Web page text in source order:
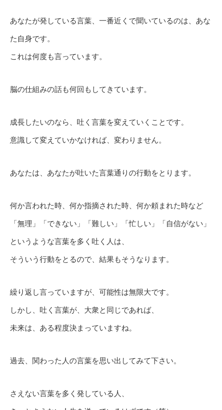
あなたが発している言葉、一番近くで聞いているのは、あな
た自身です。
これは何度も言っています。
脳の仕組みの話も何回もしてきています。
成長したいのなら、吐く言葉を変えていくことです。
意識して変えていかなければ、変わりません。
あなたは、あなたが吐いた言葉通りの行動をとります。
何か言われた時、何か指摘された時、何か頼まれた時など
「無理」「できない」「難しい」「忙しい」「自信がない」
というような言葉を多く吐く人は、
そういう行動をとるので、結果もそうなります。
繰り返し言っていますが、可能性は無限大です。
しかし、吐く言葉が、大衆と同じであれば、
未来は、ある程度決まっていますね。
過去、関わった人の言葉を思い出してみて下さい。
さえない言葉を多く発している人、